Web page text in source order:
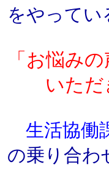
をやってい
「お悩み
いただ
生活協働
の乗り合わ